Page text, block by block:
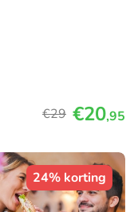
€29 €20,95
24% korting